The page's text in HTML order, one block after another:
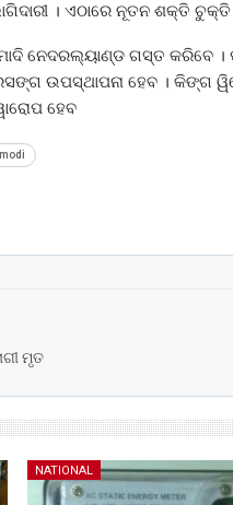
। ଏଠାରେ ନୂତନ ଶକ୍ତି ଚୁକ୍ତି
ନେଦରଲ୍ୟାଣ୍ଡ ଗସ୍ତ କରିବେ ।
ଉପସ୍ଥାପନା ହେବ । କିଙ୍ଗ
ହେବ
ମୃତ
NATIONAL